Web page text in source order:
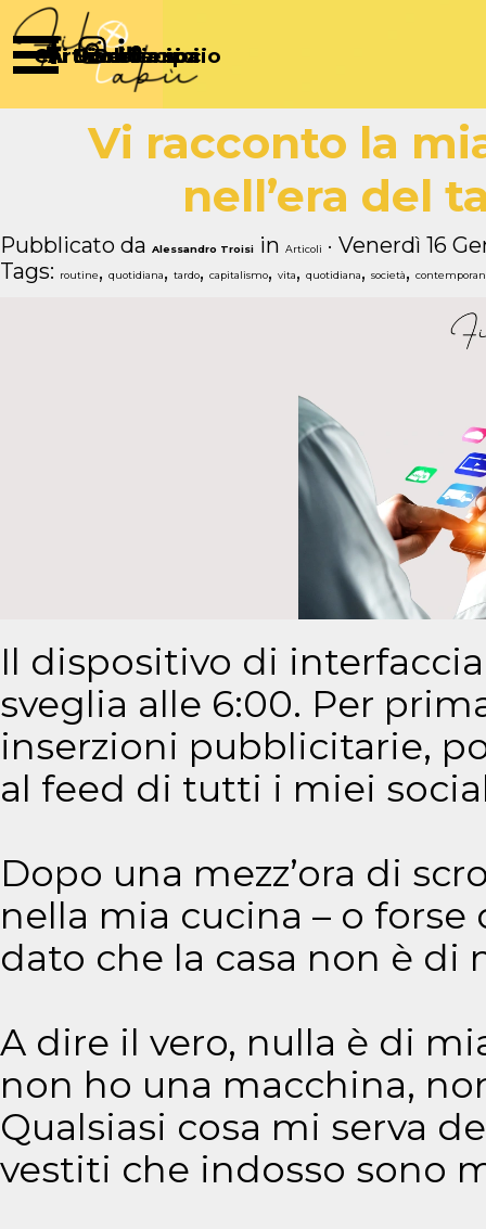
Vai ai contenuti
Salta menù
Chi Siamo
ArticoliPartecipa
Sostienici
Diventa socio
Vi racconto la
nell’era del
Pubblicato da Alessandro Troisi in Articoli
· Venerdì 16
Tags:
routine, quotidiana, tardo, capitalismo, vita, quotidiana, società,
Il dispositivo di
sveglia alle 6:00. Per
inserzioni pubblicitarie,
al feed di tutti i miei
Dopo una mezz’ora di
nella mia cucina – o forse
dato che la casa non è di
A dire il vero, nulla è di
non ho una macchina,
Qualsiasi cosa mi serva
vestiti che indosso sono